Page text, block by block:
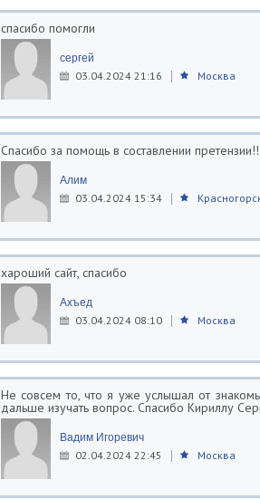
спасибо помогли
сергей
03.04.2024 21:16 Москва
Спасибо за помощь в составлении
Алим
03.04.2024 15:34
хароший сайт, спасибо
Ахъед
03.04.2024 08:10 Москва
Не совсем то, что я уже услышал от
дальше изучать вопрос. Спасибо Кириллу
Вадим Игоревич
02.04.2024 22:45 Москва